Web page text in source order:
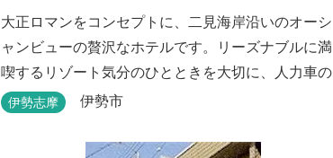
大正ロマンをコンセプトに、二見海岸沿いのオーシ
ャンビューの贅沢なホテルです。リーズナブルに満
喫するリゾート気分のひとときを大切に、人力車の
あるロビーでは大正時代の趣でお出迎え。そして、
凝らした七つのお風呂のうち、五つをご宿泊者様無
伊勢志摩 伊勢市